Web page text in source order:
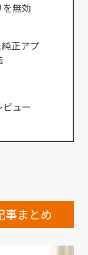
無効
正アプ
ュー
まとめ